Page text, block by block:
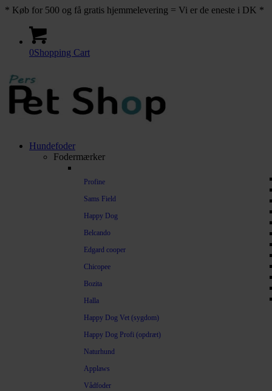
* Køb for 500 og få gratis hjemmelevering = Vi er de eneste i DK *
0Shopping Cart
Hundefoder
Fodermærker
Profine
Sams Field
Happy Dog
Belcando
Edgard cooper
Chicopee
Bozita
Halla
Happy Dog Vet (sygdom)
Happy Dog Profi (opdræt)
Naturhund
Applaws
Vådfoder